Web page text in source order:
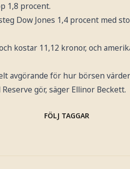
1,8 procent.
Dow Jones 1,4 procent med
kostar 11,12 kronor, och
avgörande för hur börsen
gör, säger Ellinor Beckett.
FÖLJ TAGGAR